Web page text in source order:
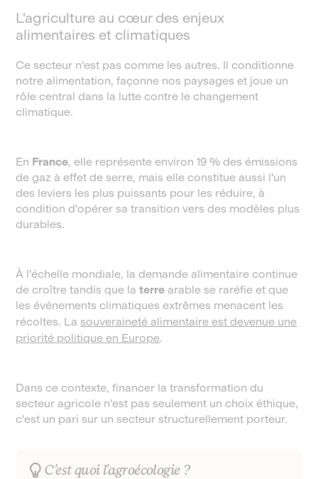
L'agriculture au cœur des enjeux
alimentaires et climatiques
Ce secteur n'est pas comme les autres. Il conditionne
notre alimentation, façonne nos paysages et joue un
rôle central dans la lutte contre le changement
climatique.
En France, elle représente environ 19 % des émissions
de gaz à effet de serre, mais elle constitue aussi l'un
des leviers les plus puissants pour les réduire, à
condition d'opérer sa transition vers des modèles plus
durables.
À l'échelle mondiale, la demande alimentaire continue
de croître tandis que laterre arable se raréfie et que
les événements climatiques extrêmes menacent les
récoltes. La souveraineté alimentaire est devenue une
priorité politique en Europe.
Dans ce contexte, financer la transformation du
secteur agricole n'est pas seulement un choix éthique,
c'est un pari sur un secteur structurellement porteur.
C'est quoi l'agroécologie ?